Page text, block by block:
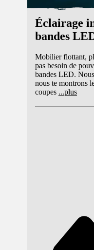
Éclairage
bandes
Mobilier flottant,
pas besoin de
bandes LED.
nous te montrons
coupes ...plus